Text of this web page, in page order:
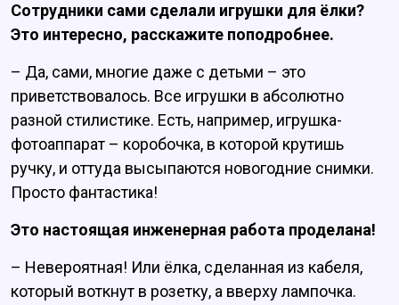
Сотрудники сами сделали игрушки для ёлки?
Это интересно, расскажите поподробнее.
– Да, сами, многие даже с детьми – это
приветствовалось. Все игрушки в абсолютно
разной стилистике. Есть, например, игрушка-
фотоаппарат – коробочка, в которой крутишь
ручку, и оттуда высыпаются новогодние снимки.
Просто фантастика!
Это настоящая инженерная работа проделана!
– Невероятная! Или ёлка, сделанная из кабеля,
который воткнут в розетку, а вверху лампочка.